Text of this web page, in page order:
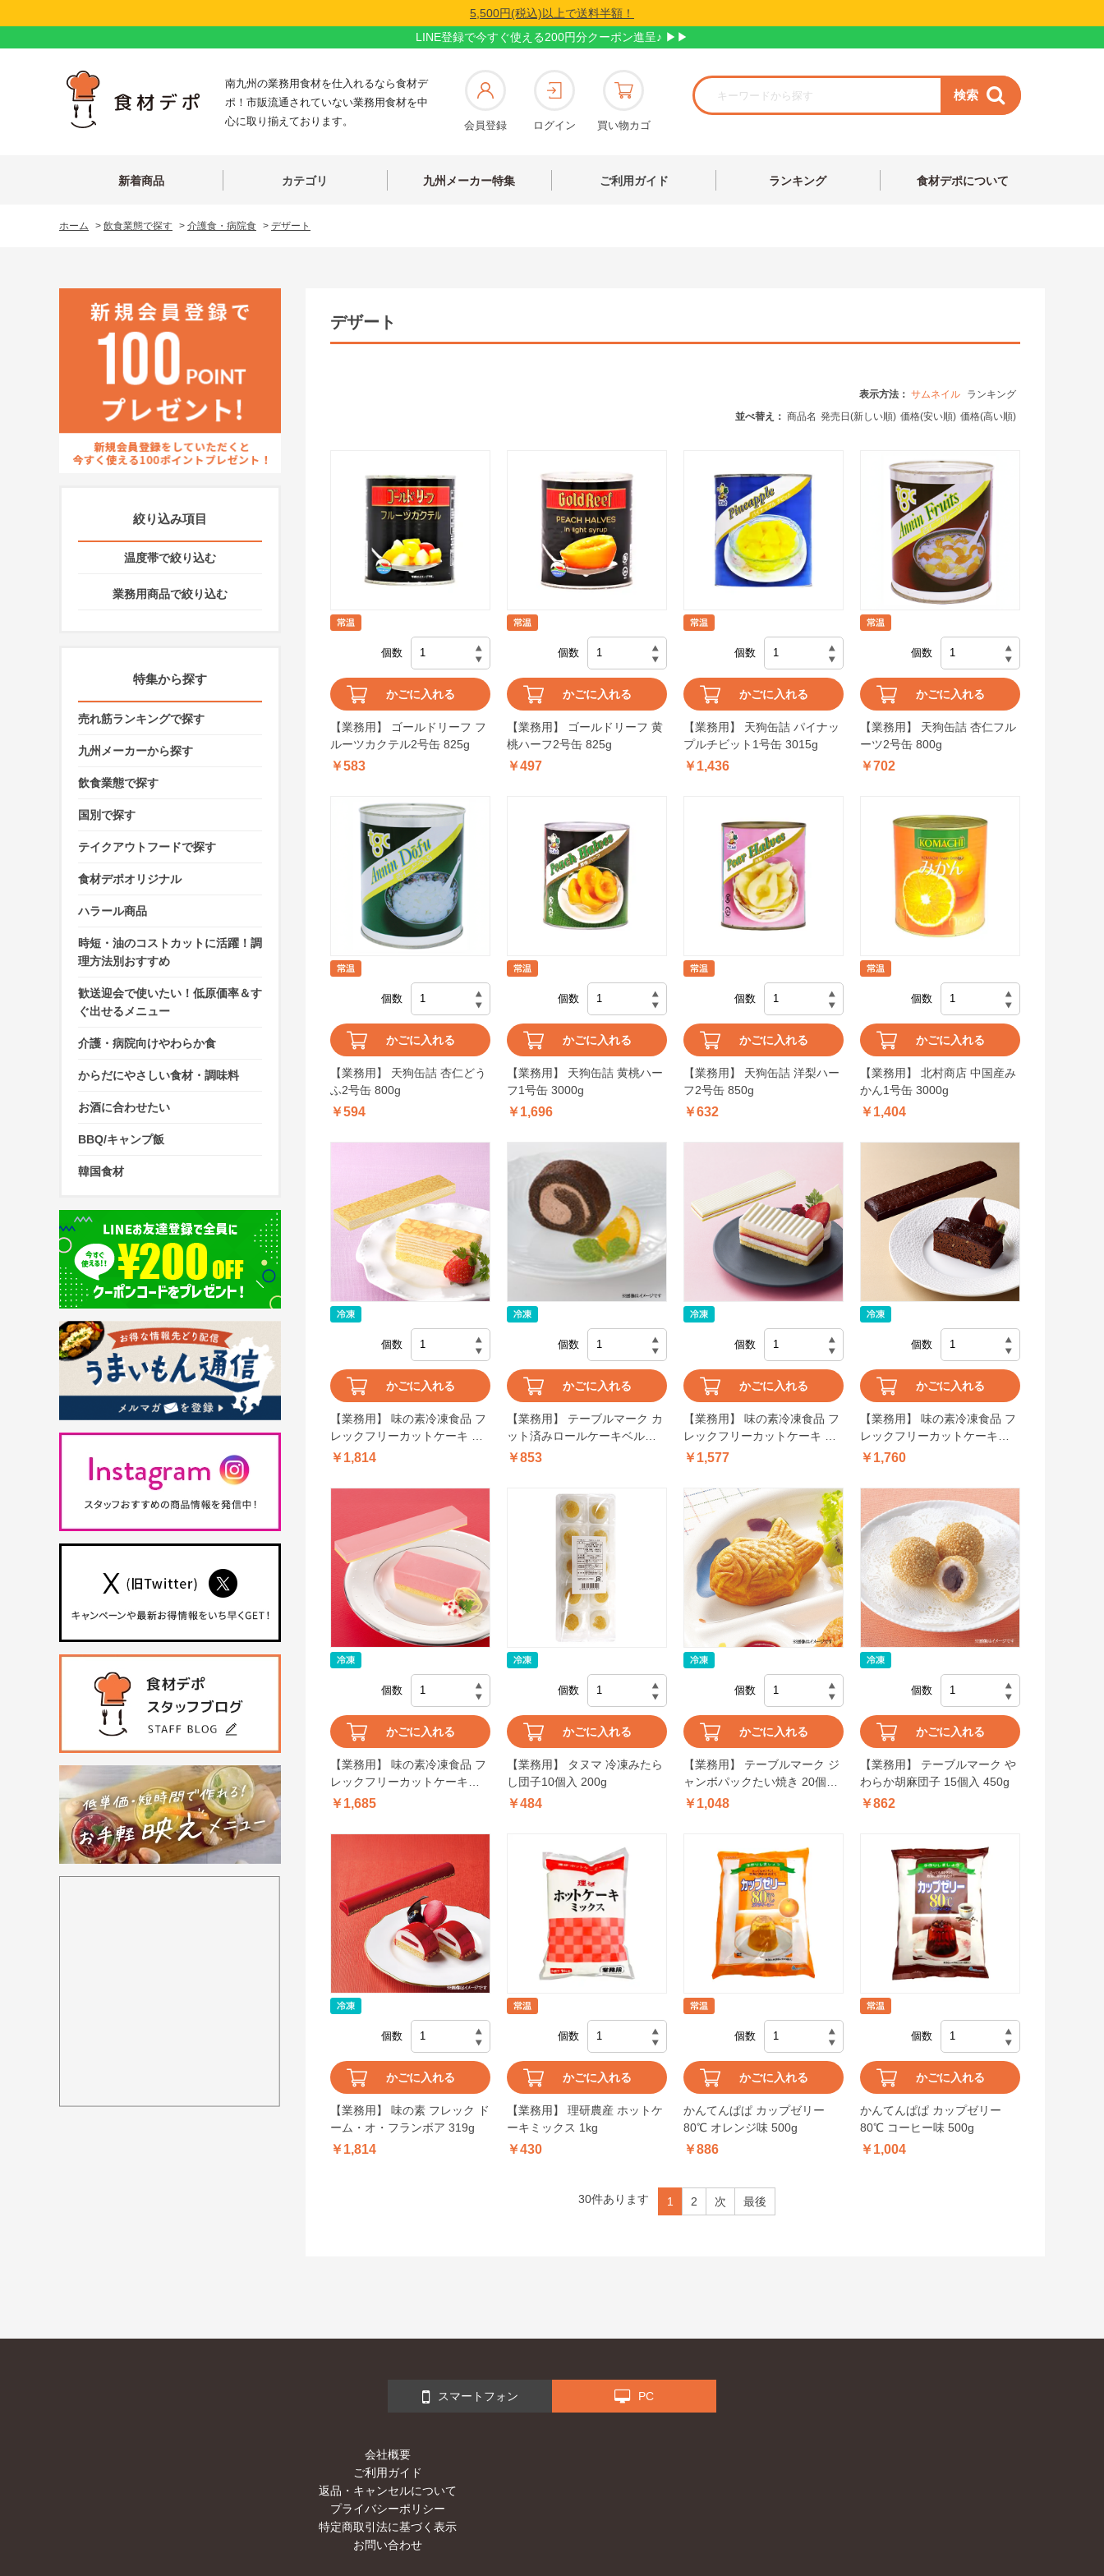
5,500円(税込)以上で送料半額！
LINE登録で今すぐ使える200円分クーポン進呈♪ ▶▶
南九州の業務用食材を仕入れるなら食材デ
ポ！市販流通されていない業務用食材を中
心に取り揃えております。
会員登録 ログイン 買い物カゴ
検索
新着商品 カテゴリ 九州メーカー特集 ご利用ガイド ランキング 食材デポについて
ホーム > 飲食業態で探す > 介護食・病院食 > デザート
絞り込み項目
温度帯で絞り込む
業務用商品で絞り込む
特集から探す
売れ筋ランキングで探す
九州メーカーから探す
飲食業態で探す
国別で探す
テイクアウトフードで探す
食材デポオリジナル
ハラール商品
時短・油のコストカットに活躍！調
理方法別おすすめ
歓送迎会で使いたい！低原価率＆す
ぐ出せるメニュー
介護・病院向けやわらか食
からだにやさしい食材・調味料
お酒に合わせたい
BBQ/キャンプ飯
韓国食材
デザート
表示方法： サムネイル
ランキング
並べ替え： 商品名 発売日(新しい順) 価格(安い順) 価格(高い順)
【業務用】 ゴールドリーフ フ
ルーツカクテル2号缶 825g
￥583
個数
かごに入れる
【業務用】 ゴールドリーフ 黄
桃ハーフ2号缶 825g
￥497
個数
かごに入れる
【業務用】 天狗缶詰 パイナッ
プルチビット1号缶 3015g
￥1,436
個数
かごに入れる
【業務用】 天狗缶詰 杏仁フル
ーツ2号缶 800g
￥702
個数
かごに入れる
【業務用】 天狗缶詰 杏仁どう
ふ2号缶 800g
￥594
個数
かごに入れる
【業務用】 天狗缶詰 黄桃ハー
フ1号缶 3000g
￥1,696
個数
かごに入れる
【業務用】 天狗缶詰 洋梨ハー
フ2号缶 850g
￥632
個数
かごに入れる
【業務用】 北村商店 中国産み
かん1号缶 3000g
￥1,404
個数
かごに入れる
【業務用】 味の素冷凍食品 フ
レックフリーカットケーキ ミ
ルクレープ 480g
￥1,814
個数
かごに入れる
【業務用】 テーブルマーク カ
ット済みロールケーキベルギ
ーチョコレート 190g
￥853
個数
かごに入れる
【業務用】 味の素冷凍食品 フ
レックフリーカットケーキ い
ちごショート 375g
￥1,577
個数
かごに入れる
【業務用】 味の素冷凍食品 フ
レックフリーカットケーキブ
ラウニー(ベルギー産チョコレ
￥1,760
個数
かごに入れる
【業務用】 味の素冷凍食品 フ
レックフリーカットケーキレ
アーストロベリー(栃木県産と
￥1,685
個数
かごに入れる
【業務用】 タヌマ 冷凍みたら
し団子10個入 200g
￥484
個数
かごに入れる
【業務用】 テーブルマーク ジ
ャンボパックたい焼き 20個入
り 800g
￥1,048
個数
かごに入れる
【業務用】 テーブルマーク や
わらか胡麻団子 15個入 450g
￥862
個数
かごに入れる
【業務用】 味の素 フレック ド
ーム・オ・フランボア 319g
￥1,814
個数
かごに入れる
【業務用】 理研農産 ホットケ
ーキミックス 1kg
￥430
個数
かごに入れる
かんてんぱぱ カップゼリー
80℃ オレンジ味 500g
￥886
個数
かごに入れる
かんてんぱぱ カップゼリー
80℃ コーヒー味 500g
￥1,004
個数
かごに入れる
30件あります 1 2 次 最後
スマートフォン PC
会社概要
ご利用ガイド
返品・キャンセルについて
プライバシーポリシー
特定商取引法に基づく表示
お問い合わせ